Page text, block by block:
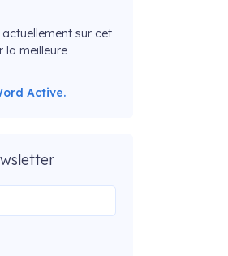
sur cet
la meilleure
Active.